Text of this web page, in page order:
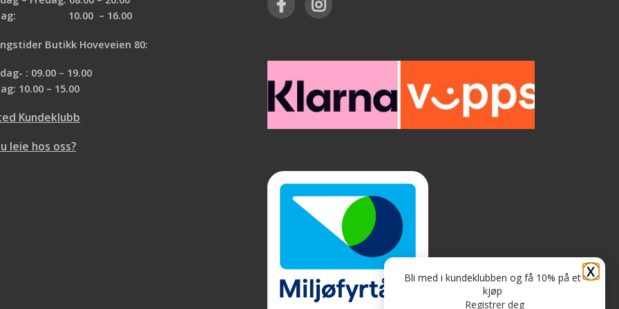
Expert er en
Longlasting Color
Malingen har et
svertesopp og alger,
malingen til det siste strøket
(toppstrøket), så du må male veggen
glittereffekt. 110 g pulverisert glitter
blandes i 1 til 3 liter maling. Hvor mye
glitter du bruker per liter maling avgjør
hvor intens glittereffekten blir. For å få
frem mer glittereffekt kan du tørke over
blandingsforhold du bruker så du kan få
samme utseende hvis du får for lite i
med vanlig maling før du maler med
glittereffekt. 110 g pulverisert glitter
blandes i 1 til 3 liter maling. Hvor mye
glitter du bruker per liter maling avgjør
malingen er tørket, men før det er gått et
par dager ca. Tips: Husk hvilket
blandingsforhold du bruker så du kan få
samme utseende hvis du får for lite i
første blanding
10.00 – 16.00
Butikk Hoveveien 80:
: 09.00 – 19.00
10.00 – 15.00
Kundeklubb
leie hos oss?
X
Bli med i kundeklubben og få 10% på et
kjøp
Registrer deg